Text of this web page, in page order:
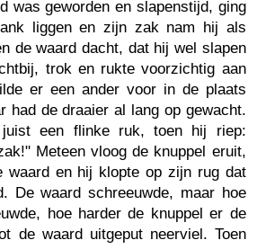
was geworden en slapenstijd, ging
liggen en zijn zak nam hij als
de waard dacht, dat hij wel slapen
trok en rukte voorzichtig aan
er een ander voor in de plaats
had de draaier al lang op gewacht.
een flinke ruk, toen hij riep:
Meteen vloog de knuppel eruit,
waard en hij klopte op zijn rug dat
De waard schreeuwde, maar hoe
hoe harder de knuppel er de
de waard uitgeput neerviel. Toen